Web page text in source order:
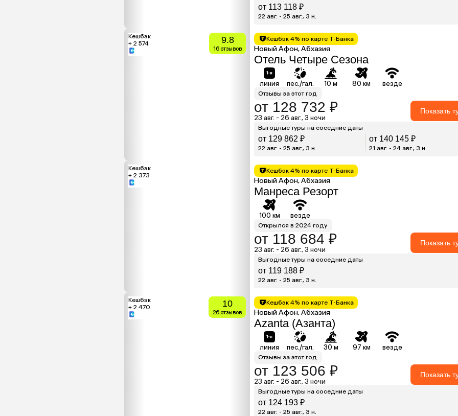
от 113 118 ₽
22 авг. - 25 авг., 3 н.
Кешбэк
+ 2 574
9.8
16 отзывов
Кешбэк 4% по карте Т-Банка
Новый Афон, Абхазия
Отель Четыре Сезона
линия пес./гал. 10 м 80 км везде
Отзывы за этот год
от 128 732 ₽
23 авг. - 26 авг., 3 ночи
Показать
Выгодные туры на соседние даты
от 129 862 ₽
22 авг. - 25 авг., 3 н.
от 140 145 ₽
21 авг. - 24 авг., 3 н.
Кешбэк
+ 2 373
Кешбэк 4% по карте Т-Банка
Новый Афон, Абхазия
Манреса Резорт
100 км везде
Открылся в 2024 году
от 118 684 ₽
23 авг. - 26 авг., 3 ночи
Показать
Выгодные туры на соседние даты
от 119 188 ₽
22 авг. - 25 авг., 3 н.
Кешбэк
+ 2 470
10
26 отзывов
Кешбэк 4% по карте Т-Банка
Новый Афон, Абхазия
Azanta (Азанта)
линия пес./гал. 30 м 97 км везде
Отзывы за этот год
от 123 506 ₽
23 авг. - 26 авг., 3 ночи
Показать
Выгодные туры на соседние даты
от 124 193 ₽
22 авг. - 25 авг., 3 н.